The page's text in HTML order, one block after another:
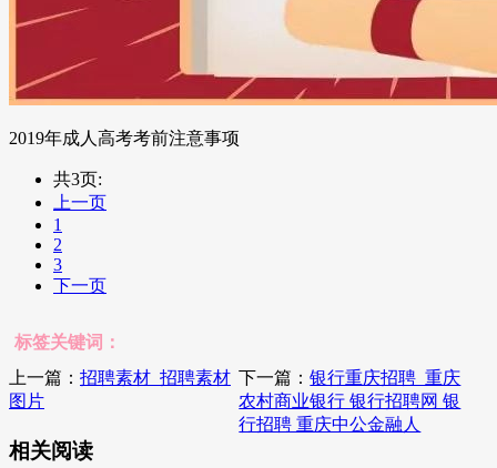
2019年成人高考考前注意事项
共3页:
上一页
1
2
3
下一页
标签关键词：
上一篇： 招聘素材_招聘素材
图片
下一篇：银行重庆招聘_重庆
农村商业银行 银行招聘网 银
行招聘 重庆中公金融人
相关阅读